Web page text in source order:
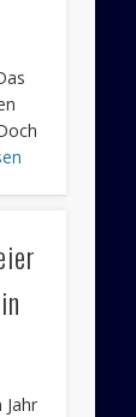
Jahr